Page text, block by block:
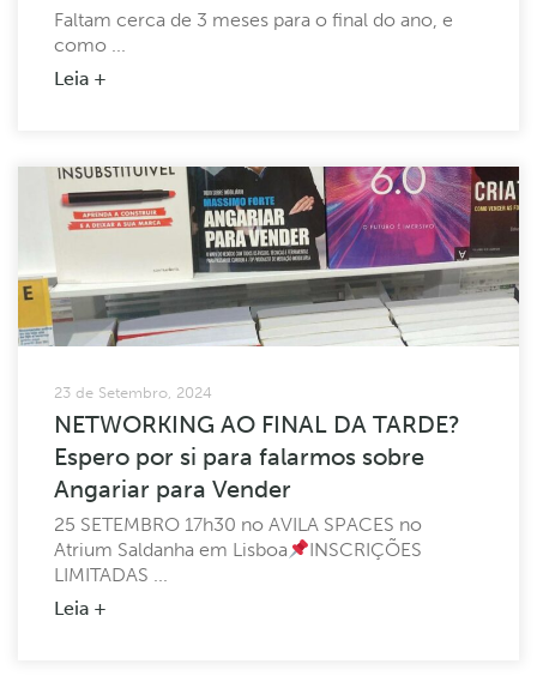
Faltam cerca de 3 meses para o final do ano, e
como ...
Leia +
23 de Setembro, 2024
NETWORKING AO FINAL DA TARDE?
Espero por si para falarmos sobre
Angariar para Vender
25 SETEMBRO 17h30 no AVILA SPACES no
Atrium Saldanha em Lisboa
INSCRIÇÕES
LIMITADAS ...
Leia +